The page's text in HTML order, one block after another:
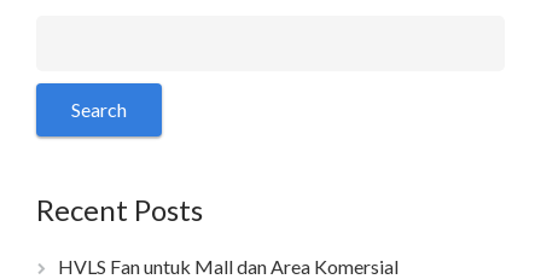
Recent Posts
HVLS Fan untuk Mall dan Area Komersial